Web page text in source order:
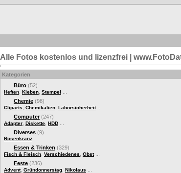
Alle Fotos kostenlos und lizenzfrei |
Kategorien
Büro (52)
Heften Kleben Stempel
Chemie (98)
Cliparts Chemikalien Laborsicherheit...
Computer(247)
Adapter Diskette HDD
Diverses (9)
Rosenkranz
Essen & Trinken (329)
Fisch & Fleisch Verschiedenes Obst...
Feste (236)
Advent, Gründonnerstag Nikolaus